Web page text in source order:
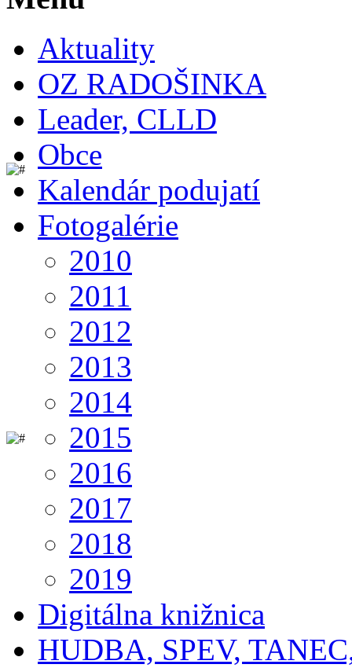
Aktuality
OZ RADOŠINKA
Leader, CLLD
Obce
Kalendár podujatí
Fotogalérie
2010
2011
2012
2013
2014
2015
2016
2017
2018
2019
Digitálna knižnica
HUDBA, SPEV,